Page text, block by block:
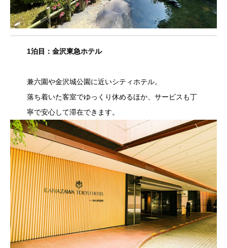
1泊目：金沢東急ホテル
兼六園や金沢城公園に近いシティホテル。
落ち着いた客室でゆっくり休めるほか、サービスも丁
寧で安心して滞在できます。